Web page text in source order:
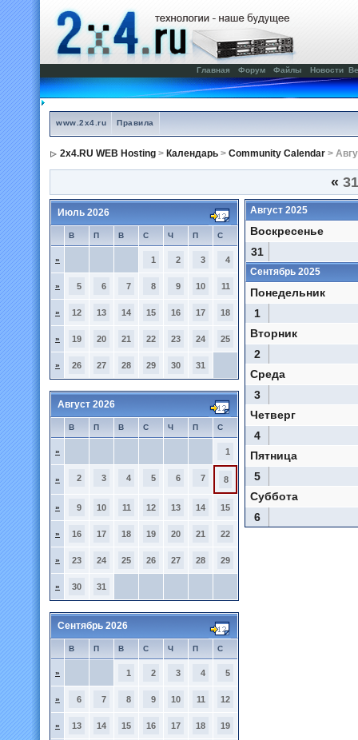
Главная Форум Файлы Новости
www.2x4.ru Правила
2x4.RU WEB Hosting > Календарь > Community Calendar >
«
Июль 2026
В П В С Ч П С
» 1 2 3 4
» 5 6 7 8 9 10 11
» 12 13 14 15 16 17 18
» 19 20 21 22 23 24 25
» 26 27 28 29 30 31
Август 2026
В П В С Ч П С
» 1
» 2 3 4 5 6 7 8
» 9 10 11 12 13 14 15
» 16 17 18 19 20 21 22
» 23 24 25 26 27 28 29
» 30 31
Сентябрь 2026
В П В С Ч П С
» 1 2 3 4 5
» 6 7 8 9 10 11 12
» 13 14 15 16 17 18 19
Август 2025
Воскресенье
31
Сентябрь 2025
Понедельник
1
Вторник
2
Среда
3
Четверг
4
Пятница
5
Суббота
6